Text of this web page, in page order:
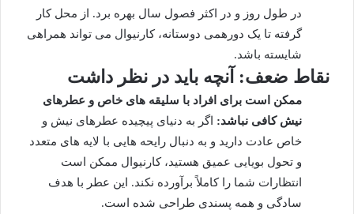
در طول روز و در اکثر فصول سال بهره برد. از محل کار
گرفته تا یک دورهمی دوستانه، کارنیوال می تواند همراهی
شایسته باشد.
نقاط ضعف: آنچه باید در نظر داشت
ممکن است برای افراد با سلیقه های خاص و عطرهای
نیش کافی نباشد: اگر به دنیای پیچیده عطرهای نیش و
خاص عادت دارید و به دنبال رایحه هایی با لایه های متعدد
و تحول بویایی عمیق هستید، کارنیوال ممکن است
انتظارات شما را کاملاً برآورده نکند. این عطر با هدف
سادگی و همه پسندی طراحی شده است.